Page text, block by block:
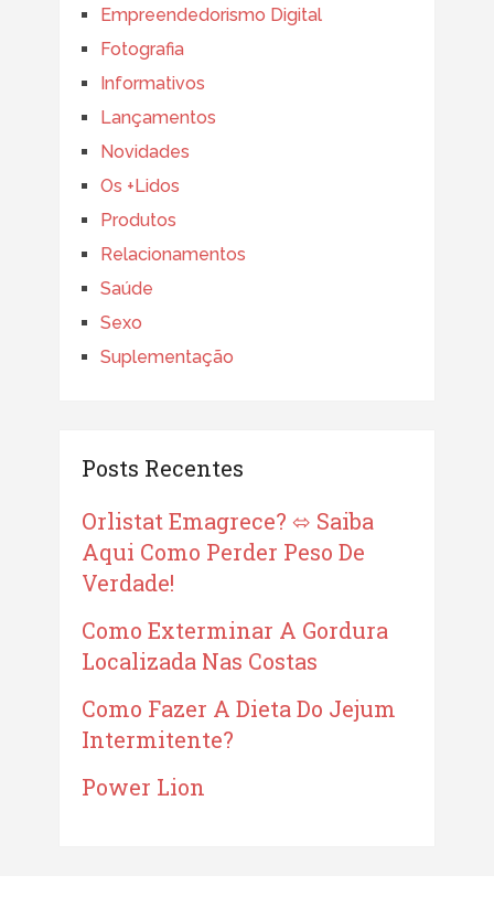
Empreendedorismo Digital
Fotografia
Informativos
Lançamentos
Novidades
Os +Lidos
Produtos
Relacionamentos
Saúde
Sexo
Suplementação
Posts Recentes
Orlistat Emagrece? ⬄ Saiba
Aqui Como Perder Peso De
Verdade!
Como Exterminar A Gordura
Localizada Nas Costas
Como Fazer A Dieta Do Jejum
Intermitente?
Power Lion